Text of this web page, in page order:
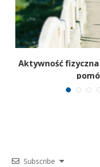
Aktywność
Subscribe